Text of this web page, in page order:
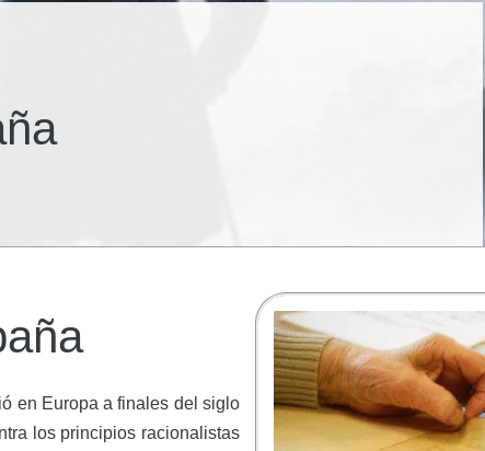
en Europa a finales del siglo
los principios racionalistas